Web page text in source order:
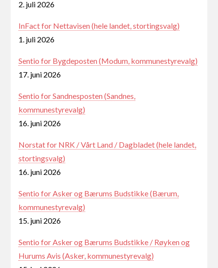
2. juli 2026
InFact for Nettavisen (hele landet, stortingsvalg)
1. juli 2026
Sentio for Bygdeposten (Modum, kommunestyrevalg)
17. juni 2026
Sentio for Sandnesposten (Sandnes,
kommunestyrevalg)
16. juni 2026
Norstat for NRK / Vårt Land / Dagbladet (hele landet,
stortingsvalg)
16. juni 2026
Sentio for Asker og Bærums Budstikke (Bærum,
kommunestyrevalg)
15. juni 2026
Sentio for Asker og Bærums Budstikke / Røyken og
Hurums Avis (Asker, kommunestyrevalg)